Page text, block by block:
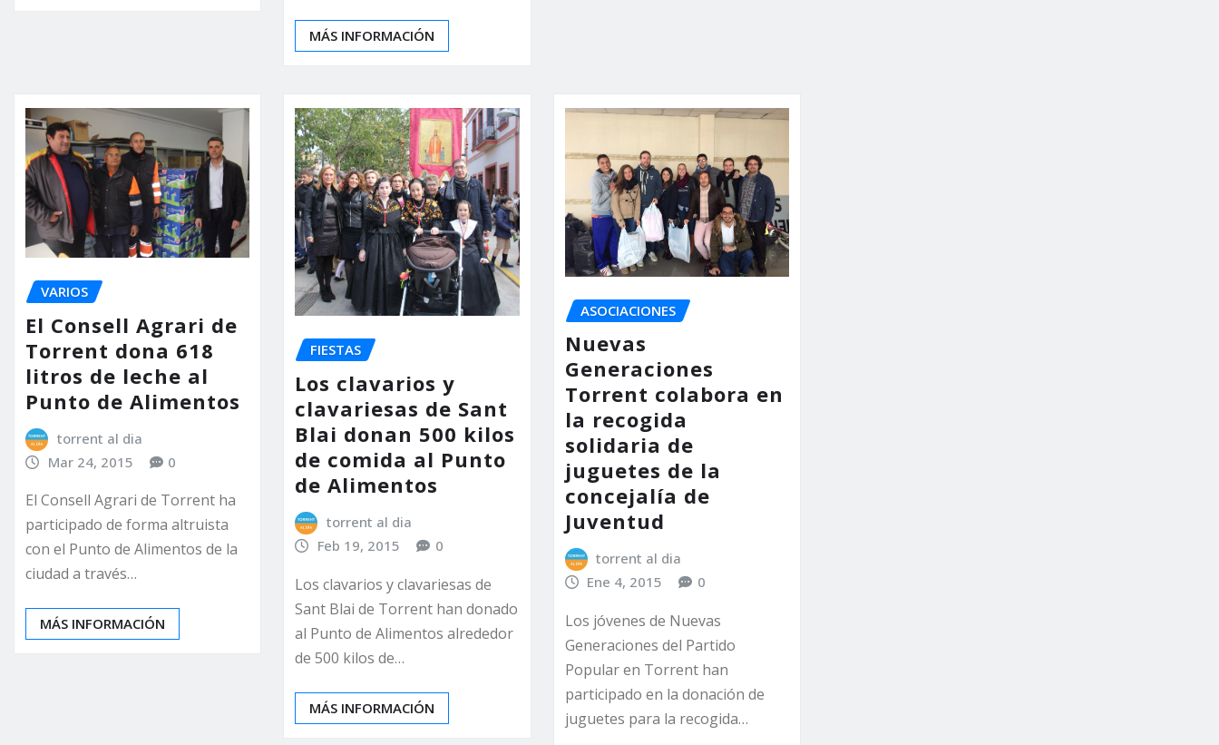
MÁS INFORMACIÓN
VARIOS
El Consell Agrari de
Torrent dona 618
litros de leche al
Punto de Alimentos
torrent al dia
Mar 24, 2015
0
El Consell Agrari de Torrent ha
participado de forma altruista
con el Punto de Alimentos de la
ciudad a través…
MÁS INFORMACIÓN
FIESTAS
Los clavarios y
clavariesas de Sant
Blai donan 500 kilos
de comida al Punto
de Alimentos
torrent al dia
Feb 19, 2015
0
Los clavarios y clavariesas de
Sant Blai de Torrent han donado
al Punto de Alimentos alrededor
de 500 kilos de…
MÁS INFORMACIÓN
ASOCIACIONES
Nuevas
Generaciones
Torrent colabora en
la recogida
solidaria de
juguetes de la
concejalía de
Juventud
torrent al dia
Ene 4, 2015
0
Los jóvenes de Nuevas
Generaciones del Partido
Popular en Torrent han
participado en la donación de
juguetes para la recogida…